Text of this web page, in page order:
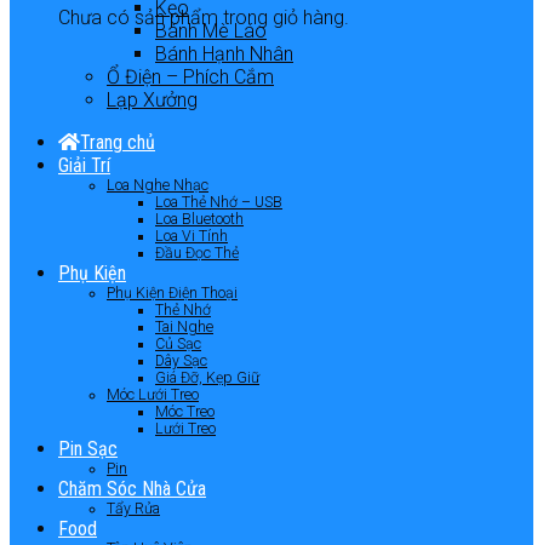
Chưa có sản phẩm trong giỏ hàng.
Kẹo
Bánh Mè Láo
Bánh Hạnh Nhân
Ổ Điện – Phích Cắm
Lạp Xưởng
Trang chủ
Giải Trí
Loa Nghe Nhạc
Loa Thẻ Nhớ – USB
Loa Bluetooth
Loa Vi Tính
Đầu Đọc Thẻ
Phụ Kiện
Phụ Kiện Điện Thoại
Thẻ Nhớ
Tai Nghe
Củ Sạc
Dây Sạc
Giá Đỡ, Kẹp Giữ
Móc Lưới Treo
Móc Treo
Lưới Treo
Pin Sạc
Pin
Chăm Sóc Nhà Cửa
Tẩy Rửa
Food